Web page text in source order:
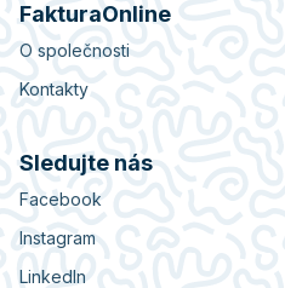
FakturaOnline
O společnosti
Kontakty
Sledujte nás
Facebook
Instagram
LinkedIn